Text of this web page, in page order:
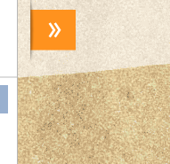
Casa Miramar A en B
in El Paso, in de buurt
centrum van de stad,
mooi…
- Kindvriendelijk
- Zwembad